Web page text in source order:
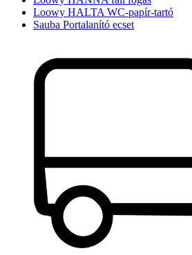
Loowy HALTA WC-papír-tartó
Sauba Portalanító ecset